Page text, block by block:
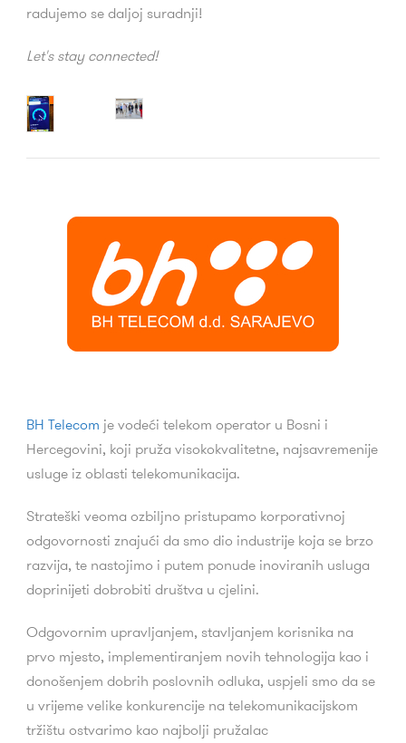
radujemo se daljoj suradnji!
Let's stay connected!
BH Telecom je vodeći telekom operator u Bosni i
Hercegovini, koji pruža visokokvalitetne, najsavremenije
usluge iz oblasti telekomunikacija.
Strateški veoma ozbiljno pristupamo korporativnoj
odgovornosti znajući da smo dio industrije koja se brzo
razvija, te nastojimo i putem ponude inoviranih usluga
doprinijeti dobrobiti društva u cjelini.
Odgovornim upravljanjem, stavljanjem korisnika na
prvo mjesto, implementiranjem novih tehnologija kao i
donošenjem dobrih poslovnih odluka, uspjeli smo da se
u vrijeme velike konkurencije na telekomunikacijskom
tržištu ostvarimo kao najbolji pružalac